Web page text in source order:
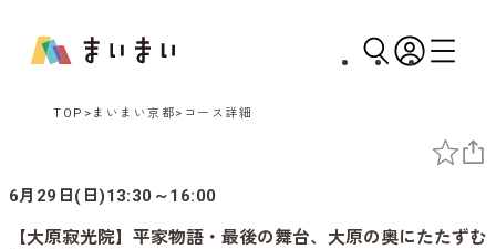
TOP まいまい京都 コース詳細
6月29日(日)13:30～16:00
【大原寂光院】平家物語・最後の舞台、大原の奥にたたずむ